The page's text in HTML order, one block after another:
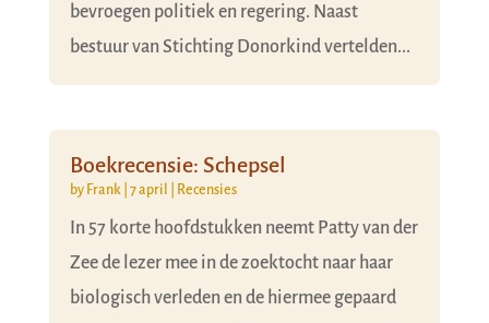
bevroegen politiek en regering. Naast
bestuur van Stichting Donorkind vertelden...
Boekrecensie: Schepsel
by Frank 7 april Recensies
In 57 korte hoofdstukken neemt Patty van der
Zee de lezer mee in de zoektocht naar haar
biologisch verleden en de hiermee gepaard